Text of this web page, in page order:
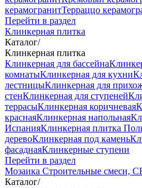
керамогранитТерраццо
Перейти в раздел
Клинкерная плитка
Каталог/
Клинкерная плитка
Клинкерная для бассейна
комнатыКлинкерная для кухни
лестницыКлинкерная для
стенКлинкерная для ступеней
террасыКлинкерная коричневая
краснаяКлинкерная напольная
ИспанияКлинкерная плитка
деревоКлинкерная под камень
фасаднаяКлинкерные ступени
Перейти в раздел
Мозаика Строительные смеси,
Каталог/